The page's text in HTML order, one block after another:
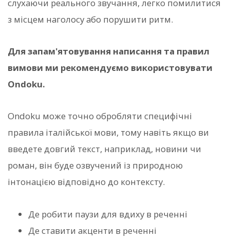
слухаючи реального звучання, легко помилитися
з місцем наголосу або порушити ритм.
Для запам'ятовування написання та правил
вимови ми рекомендуємо використовувати
Ondoku.
Ondoku може точно обробляти специфічні
правила італійської мови, тому навіть якщо ви
введете довгий текст, наприклад, новини чи
роман, він буде озвучений із природною
інтонацією відповідно до контексту.
Де робити паузи для вдиху в реченні
Де ставити акценти в реченні